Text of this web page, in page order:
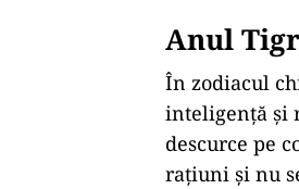
Anul
În zodiacul
inteligență și
descurce pe
rațiuni și nu